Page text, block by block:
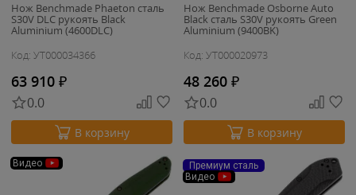
Нож Benchmade Phaeton сталь
S30V DLC рукоять Black
Aluminium (4600DLC)
Код: УТ000034366
63 910 ₽
0.0
В корзину
Нож Benchmade Osborne Auto
Black сталь S30V рукоять Green
Aluminium (9400BK)
Код: УТ000020973
48 260 ₽
0.0
В корзину
Видео
Премиум сталь
Видео